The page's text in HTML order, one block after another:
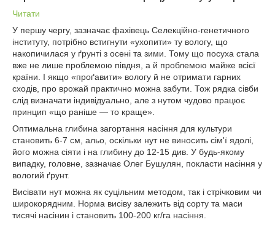
Читати
У першу чергу, зазначає фахівець Селекційно-генетичного
інституту, потрібно встигнути «ухопити» ту вологу, що
накопичилася у ґрунті з осені та зими. Тому що посуха стала
вже не лише проблемою півдня, а й проблемою майже всієї
країни. І якщо «проґавити» вологу й не отримати гарних
сходів, про врожай практично можна забути. Тож рядка сівби
слід визначати індивідуально, але з нутом чудово працює
принцип «що раніше — то краще».
Оптимальна глибина загортання насіння для культури
становить 6-7 см, альо, оскільки нут не виносить сім'ї ядолі,
його можна сіяти і на глибину до 12-15 див. У будь-якому
випадку, головне, зазначає Олег Бушулян, покласти насіння у
вологий ґрунт.
Висівати нут можна як суцільним методом, так і стрічковим чи
широкорядним. Норма висіву залежить від сорту та маси
тисячі насінин і становить 100-200 кг/га насіння.